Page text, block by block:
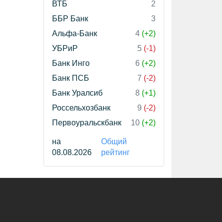
ВТБ
2
ББР Банк
3
Альфа-Банк
4 (+2)
УБРиР
5 (-1)
Банк Инго
6 (+2)
Банк ПСБ
7 (-2)
Банк Уралсиб
8 (+1)
Россельхозбанк
9 (-2)
Первоуральскбанк
10 (+2)
на
08.08.2026
Общий
рейтинг